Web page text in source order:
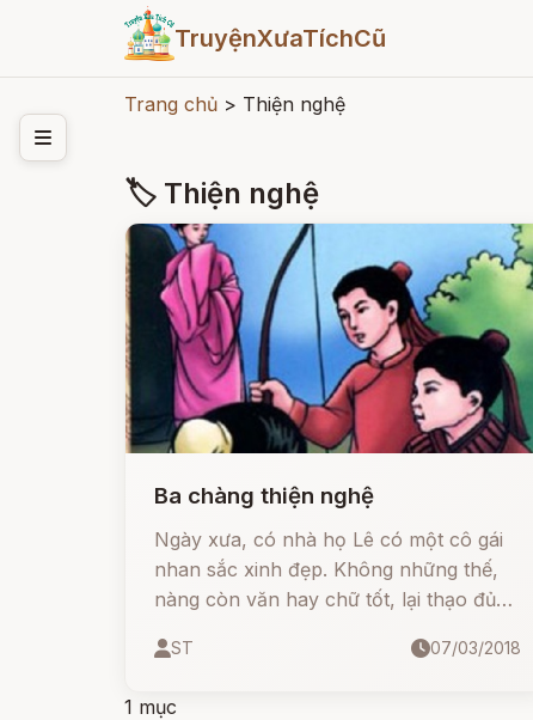
TruyệnXưaTíchCũ
Trang chủ > Thiện nghệ
🏷 Thiện nghệ
Ba chàng thiện nghệ
Ngày xưa, có nhà họ Lê có một cô gái
nhan sắc xinh đẹp. Không những thế,
nàng còn văn hay chữ tốt, lại thạo đủ
khó có cô nào ăn đứt.
ST 07/03/2018
1 mục